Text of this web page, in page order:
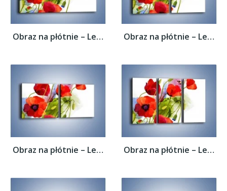
Obraz na płótnie – Lewa strona maków –... Obraz na płótnie – Lewa strona maków –...
Obraz na płótnie – Lewa strona maków –... Obraz na płótnie – Lewa strona maków –...